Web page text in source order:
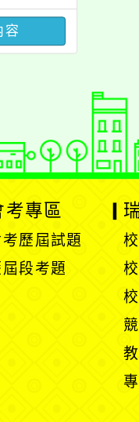
份一案
容
考專區
考歷屆試題
屆段考題